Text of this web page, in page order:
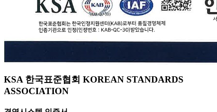
KSA 한국표준협회 KOREAN STANDARDS
ASSOCIATION